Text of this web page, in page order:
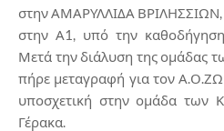
στην ΑΜΑΡΥΛΛΙΔΑ ΒΡΙΛΗΣΣΙΩΝ,
στην Α1, υπό την
Μετά την διάλυση της ομάδας
πήρε μεταγραφή για τον
υποσχετική στην ομάδα των
Γέρακα.